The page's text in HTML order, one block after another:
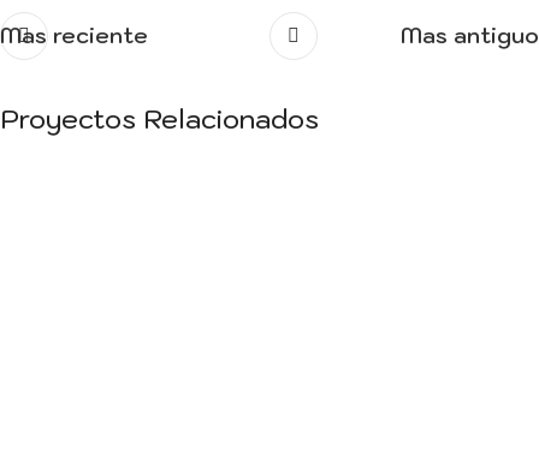
Mas reciente Mas antiguo
Proyectos Relacionados